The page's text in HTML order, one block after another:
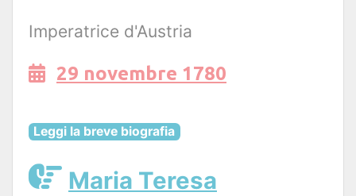
Imperatrice d'Austria
29 novembre 1780
Leggi la breve biografia
Maria Teresa